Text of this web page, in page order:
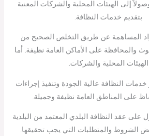
إلى الهيئات المحلية والشركات المعنية
بتقديم خدمات النظافة.
المساهمة عن طريق التخلص الصحيح من
والمحافظة على الأماكن العامة نظيفة. أما
الهيئات المحلية والشركات.
خدمات النظافة عالية الجودة وتنفيذ إجراءات
على المناطق العامة نظيفة وجميلة.
عقد النظافة البلدي المعتمد من البلدية
الشروط والمتطلبات التي يجب تحقيقها.